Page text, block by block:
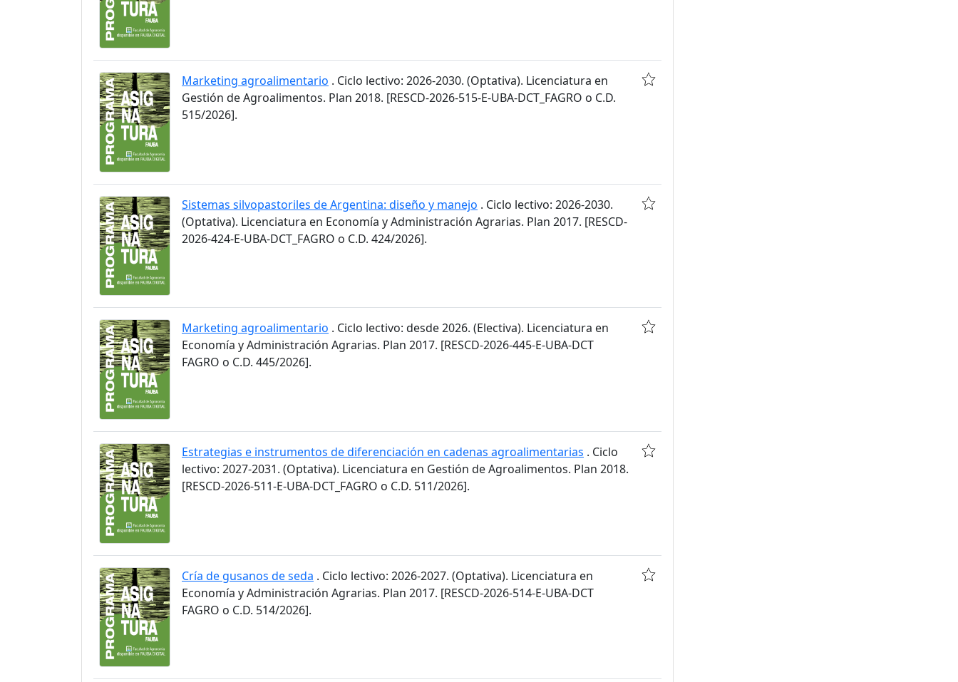
Marketing agroalimentario . Ciclo lectivo: 2026-2030. (Optativa). Licenciatura en
Gestión de Agroalimentos. Plan 2018. [RESCD-2026-515-E-UBA-DCT_FAGRO o C.D.
515/2026].
Sistemas silvopastoriles de Argentina: diseño y manejo . Ciclo lectivo: 2026-2030.
(Optativa). Licenciatura en Economía y Administración Agrarias. Plan 2017. [RESCD-
2026-424-E-UBA-DCT_FAGRO o C.D. 424/2026].
Marketing agroalimentario . Ciclo lectivo: desde 2026. (Electiva). Licenciatura en
Economía y Administración Agrarias. Plan 2017. [RESCD-2026-445-E-UBA-DCT
FAGRO o C.D. 445/2026].
Estrategias e instrumentos de diferenciación en cadenas agroalimentarias . Ciclo
lectivo: 2027-2031. (Optativa). Licenciatura en Gestión de Agroalimentos. Plan 2018.
[RESCD-2026-511-E-UBA-DCT_FAGRO o C.D. 511/2026].
Cría de gusanos de seda . Ciclo lectivo: 2026-2027. (Optativa). Licenciatura en
Economía y Administración Agrarias. Plan 2017. [RESCD-2026-514-E-UBA-DCT
FAGRO o C.D. 514/2026].